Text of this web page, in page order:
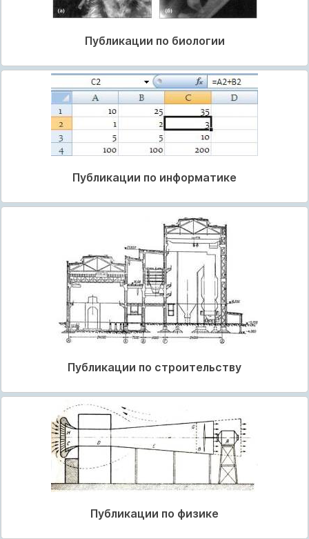
Публикации по биологии
Публикации по информатике
Публикации по строительству
Публикации по физике